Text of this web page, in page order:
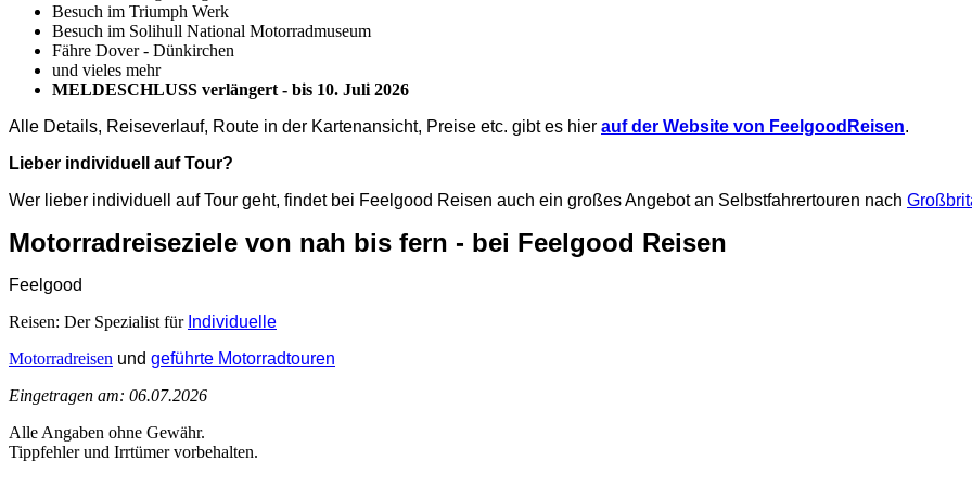
Besuch im Triumph Werk
Besuch im Solihull National Motorradmuseum
Fähre Dover - Dünkirchen
und vieles mehr
MELDESCHLUSS verlängert - bis 10. Juli 2026
Alle Details, Reiseverlauf, Route in der Kartenansicht, Preise etc. gibt es hier auf der Website von FeelgoodReisen.
Lieber individuell auf Tour?
Wer lieber individuell auf Tour geht, findet bei Feelgood Reisen auch ein großes Angebot an Selbstfahrertouren nach
Motorradreiseziele von nah bis fern - bei Feelgood Reisen
Feelgood
Reisen: Der Spezialist für Individuelle
Motorradreisen und geführte Motorradtouren
Eingetragen am: 06.07.2026
Alle Angaben ohne Gewähr.
Tippfehler und Irrtümer vorbehalten.